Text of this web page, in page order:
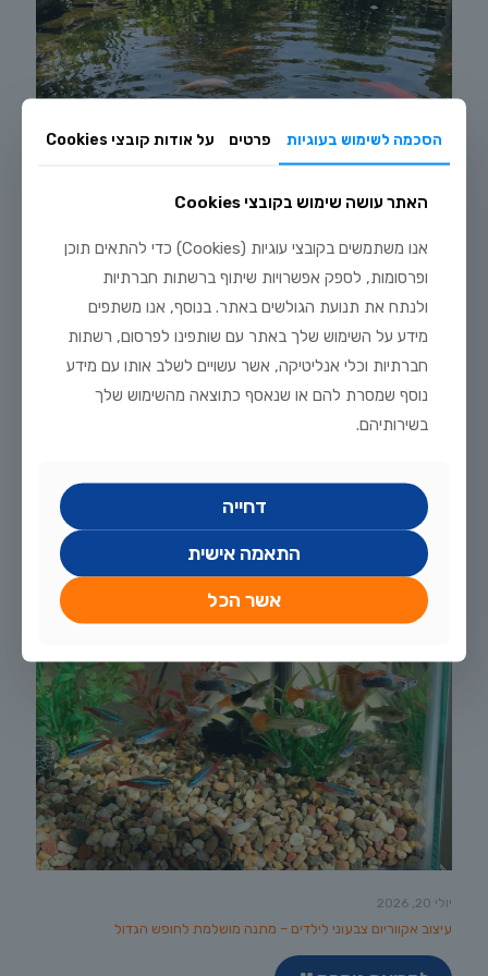
מדריך טיפוח דגי זהב וקוי בבריכת נוי: תנאים, תזונה ומניעת מחלות
לקריאה נוספת
יולי 20, 2026
עיצוב אקווריום צבעוני לילדים – מתנה מושלמת לחופש הגדול
הסכמה לשימוש בעוגיות פרטים על אודות קובצי Cookies
האתר עושה שימוש בקובצי Cookies
אנו משתמשים בקובצי עוגיות (Cookies) כדי להתאים תוכן
ופרסומות, לספק אפשרויות שיתוף ברשתות חברתיות
ולנתח את תנועת הגולשים באתר. בנוסף, אנו משתפים
מידע על השימוש שלך באתר עם שותפינו לפרסום, רשתות
חברתיות וכלי אנליטיקה, אשר עשויים לשלב אותו עם מידע
נוסף שמסרת להם או שנאסף כתוצאה מהשימוש שלך
בשירותיהם.
דחייה
התאמה אישית
אשר הכל